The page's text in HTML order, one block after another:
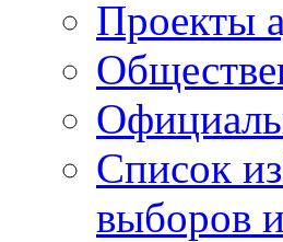
Проекты
Список
выборов